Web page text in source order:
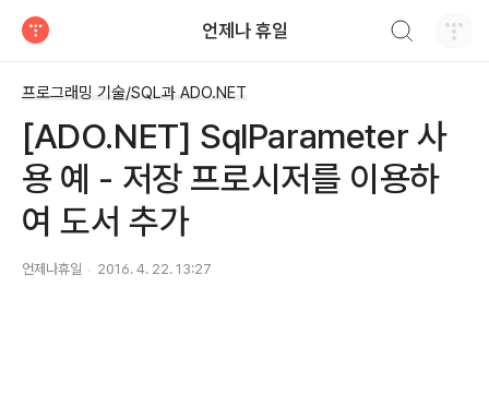
언제나 휴일
프로그래밍 기술/SQL과 ADO.NET
[ADO.NET] SqlParameter 사
용 예 - 저장 프로시저를 이용하
여 도서 추가
언제나휴일 2016. 4. 22. 13:27